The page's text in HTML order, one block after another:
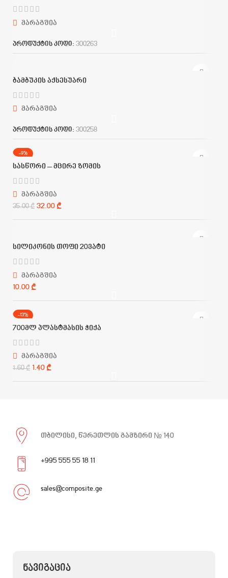
მარაგშია
პროდუქტის კოდი: 300263
ბამბუკის აქსესუარი
მარაგშია
პროდუქტის კოდი: 300258
-9%
სასწორი – მცირე ზომის
მარაგშია
35.00₾ 32.00₾
სილიკონის თოფი 20ვატი
მარაგშია
₾
-13%
700მლ პლასტმასის ჭიქა
მარაგშია
1.60₾ 1.40₾
თბილისი, წერეთლის გამზირი № 140
+995 555 55 18 11
sales@composite.ge
ᲜᲐᲕᲘᲒᲐᲪᲘᲐ